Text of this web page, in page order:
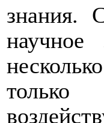
знания.
научное